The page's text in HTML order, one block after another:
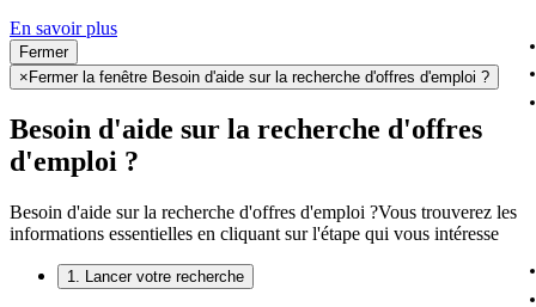
En savoir plus
Fermer
× Fermer la fenêtre Besoin d'aide sur la recherche d'offres d'emploi ?
Besoin d'aide sur la recherche d'offres
d'emploi ?
Besoin d'aide sur la recherche d'offres d'emploi ?Vous trouverez les
informations essentielles en cliquant sur l'étape qui vous intéresse
1. Lancer votre recherche